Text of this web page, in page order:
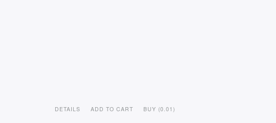
DETAILS ADD TO CART BUY (0.01)